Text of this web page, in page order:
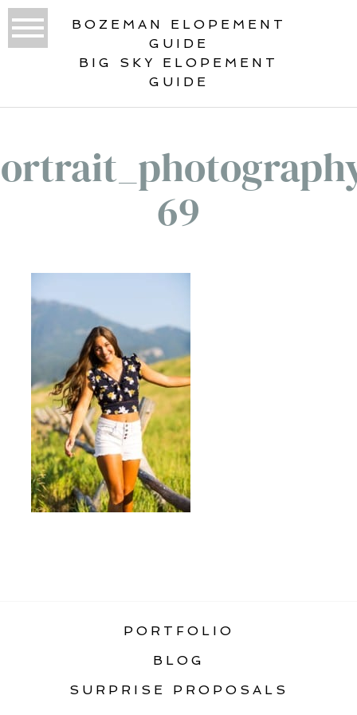
BOZEMAN ELOPEMENT
GUIDE
BIG SKY ELOPEMENT
GUIDE
69
PORTFOLIO
BLOG
SURPRISE PROPOSALS